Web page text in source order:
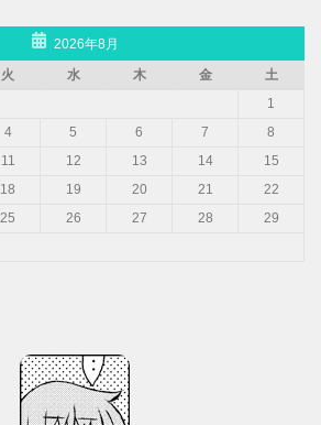
2026年8月
火 水 木 金
土
1
4 5 6 7
8
11 12 13 14
15
18 19 20 21
22
25 26 27 28
29